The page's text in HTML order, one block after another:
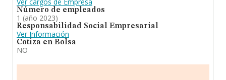
Número de empleados
1 (año 2023)
Responsabilidad Social Empresarial
Ver Información
Cotiza en Bolsa
NO